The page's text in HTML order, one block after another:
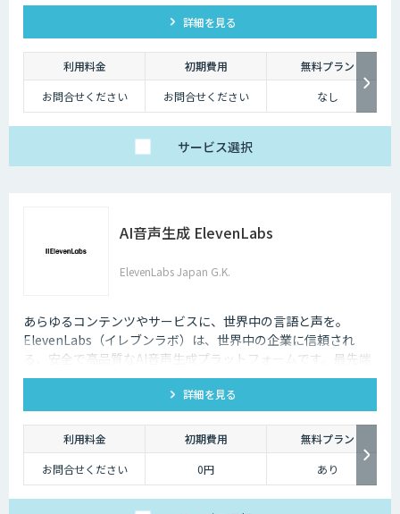
詳細を見る
利用料金 初期費用
無料プラン
お問合せください
お問合せください なし
サービス選択
AI音声生成 ElevenLabs
ElevenLabs Japan G.K.
あらゆるコンテンツやサービスに、世界中の言語と声を。
ElevenLabs（イレブンラボ）は、世界中の企業に信頼され
る、安全で高品質なAI音声生成プラットフォームです。最先端
の技術で自然な音声を生成し、多言語対応やボイスクローニン
グ機能も、悪用を防ぐ倫理的ガードレールの中で提供します。
詳細を見る
利用料金 初期費用
無料プラン
お問合せください
0円 あり